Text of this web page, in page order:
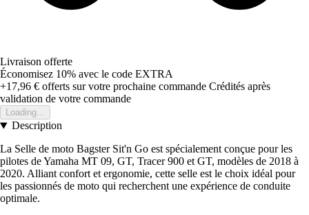
Livraison offerte
Économisez 10% avec le code EXTRA
+17,96 € offerts sur votre prochaine commande Crédités après
validation de votre commande
Loading...
Description
La Selle de moto Bagster Sit'n Go est spécialement conçue pour les
pilotes de Yamaha MT 09, GT, Tracer 900 et GT, modèles de 2018 à
2020. Alliant confort et ergonomie, cette selle est le choix idéal pour
les passionnés de moto qui recherchent une expérience de conduite
optimale.